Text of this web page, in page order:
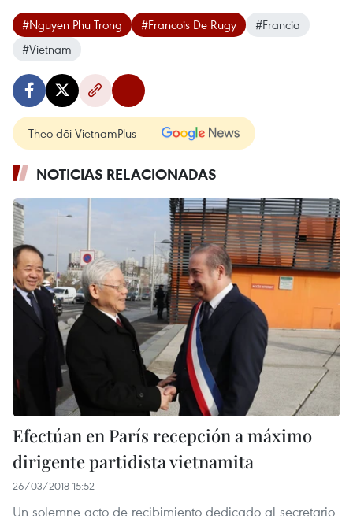
#Nguyen Phu Trong #Francois De Rugy
#Francia
#Vietnam
Theo dõi VietnamPlus
NOTICIAS RELACIONADAS
Efectúan en París recepción a máximo
dirigente partidista vietnamita
26/03/2018 15:52
Un solemne acto de recibimiento dedicado al secretario